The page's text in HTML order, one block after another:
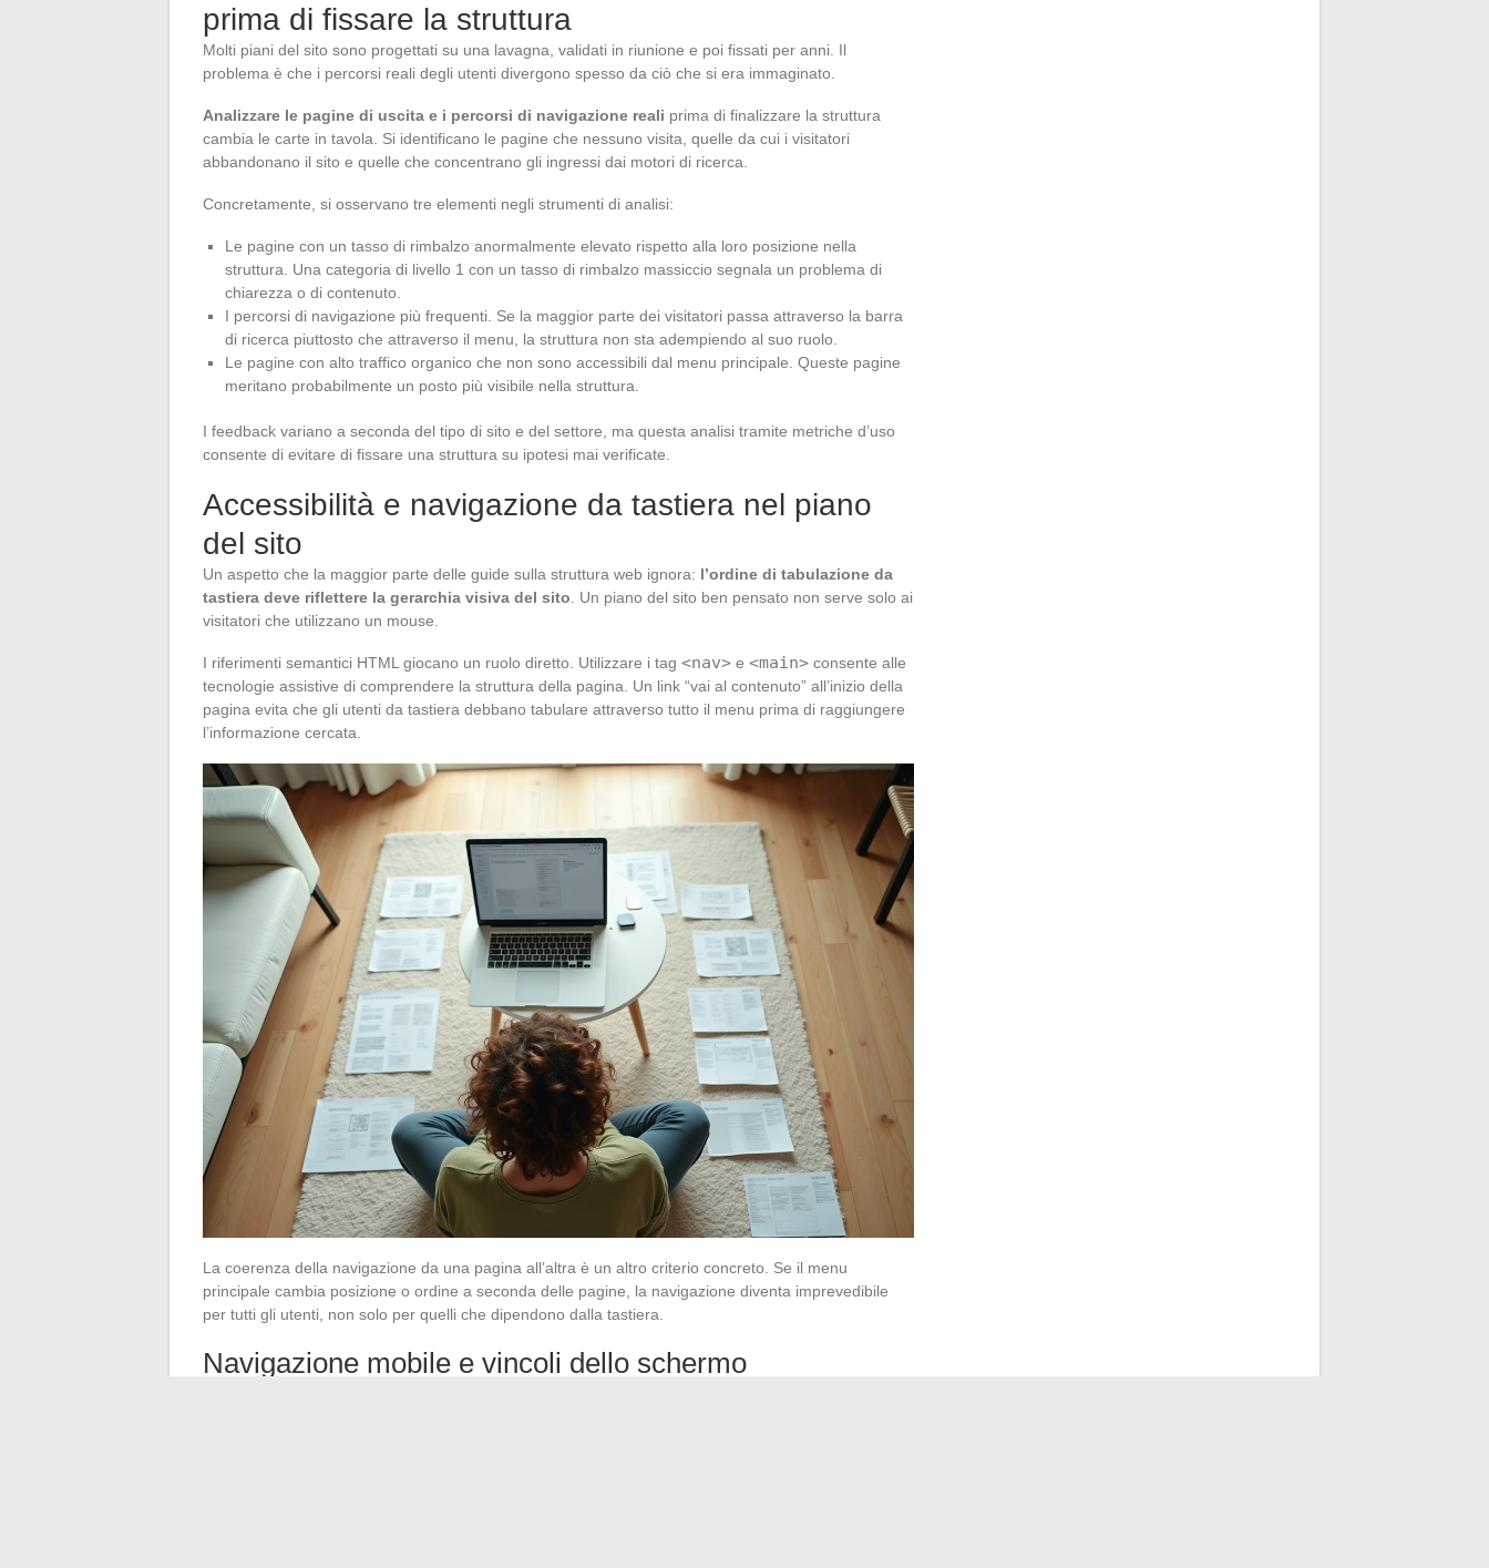
prima di fissare la struttura
Molti piani del sito sono progettati su una lavagna, validati in riunione e poi fissati per anni. Il
problema è che i percorsi reali degli utenti divergono spesso da ciò che si era immaginato.
Analizzare le pagine di uscita e i percorsi di navigazione reali prima di finalizzare la struttura
cambia le carte in tavola. Si identificano le pagine che nessuno visita, quelle da cui i visitatori
abbandonano il sito e quelle che concentrano gli ingressi dai motori di ricerca.
Concretamente, si osservano tre elementi negli strumenti di analisi:
Le pagine con un tasso di rimbalzo anormalmente elevato rispetto alla loro posizione nella
struttura. Una categoria di livello 1 con un tasso di rimbalzo massiccio segnala un problema di
chiarezza o di contenuto.
I percorsi di navigazione più frequenti. Se la maggior parte dei visitatori passa attraverso la barra
di ricerca piuttosto che attraverso il menu, la struttura non sta adempiendo al suo ruolo.
Le pagine con alto traffico organico che non sono accessibili dal menu principale. Queste pagine
meritano probabilmente un posto più visibile nella struttura.
I feedback variano a seconda del tipo di sito e del settore, ma questa analisi tramite metriche d’uso
consente di evitare di fissare una struttura su ipotesi mai verificate.
Accessibilità e navigazione da tastiera nel piano
del sito
Un aspetto che la maggior parte delle guide sulla struttura web ignora: l’ordine di tabulazione da
tastiera deve riflettere la gerarchia visiva del sito . Un piano del sito ben pensato non serve solo ai
visitatori che utilizzano un mouse.
I riferimenti semantici HTML giocano un ruolo diretto. Utilizzare i tag <nav> e <main> consente alle
tecnologie assistive di comprendere la struttura della pagina. Un link “vai al contenuto” all’inizio della
pagina evita che gli utenti da tastiera debbano tabulare attraverso tutto il menu prima di raggiungere
l’informazione cercata.
La coerenza della navigazione da una pagina all’altra è un altro criterio concreto. Se il menu
principale cambia posizione o ordine a seconda delle pagine, la navigazione diventa imprevedibile
per tutti gli utenti, non solo per quelli che dipendono dalla tastiera.
Navigazione mobile e vincoli dello schermo